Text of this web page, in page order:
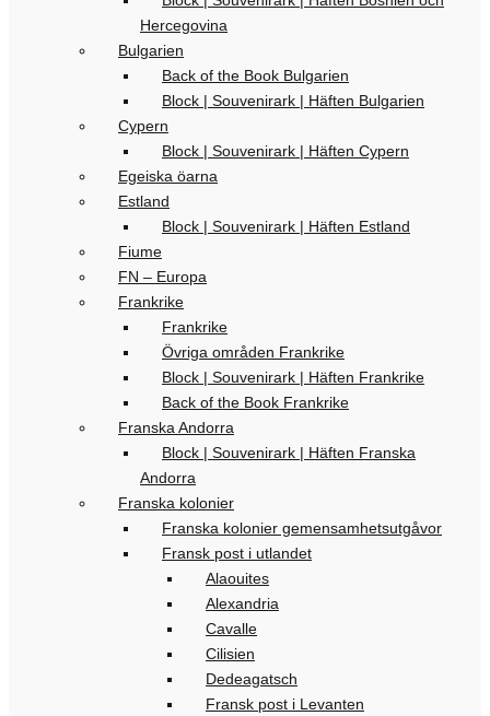
Hercegovina
Bulgarien
Back of the Book Bulgarien
Block | Souvenirark | Häften Bulgarien
Cypern
Block | Souvenirark | Häften Cypern
Egeiska öarna
Estland
Block | Souvenirark | Häften Estland
Fiume
FN – Europa
Frankrike
Frankrike
Övriga områden Frankrike
Block | Souvenirark | Häften Frankrike
Back of the Book Frankrike
Franska Andorra
Block | Souvenirark | Häften Franska
Andorra
Franska kolonier
Franska kolonier gemensamhetsutgåvor
Fransk post i utlandet
Alaouites
Alexandria
Cavalle
Cilisien
Dedeagatsch
Fransk post i Levanten